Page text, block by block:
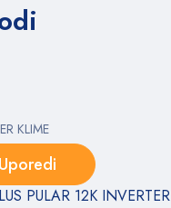
KLIME
Uporedi
PULAR 12K INVERTER